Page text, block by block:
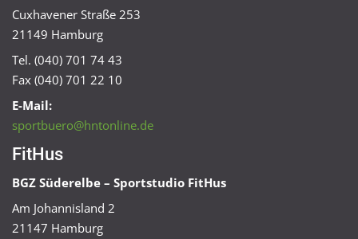
Cuxhavener Straße 253
21149 Hamburg
Tel. (040) 701 74 43
Fax (040) 701 22 10
E-Mail:
sportbuero@hntonline.de
FitHus
BGZ Süderelbe – Sportstudio FitHus
Am Johannisland 2
21147 Hamburg